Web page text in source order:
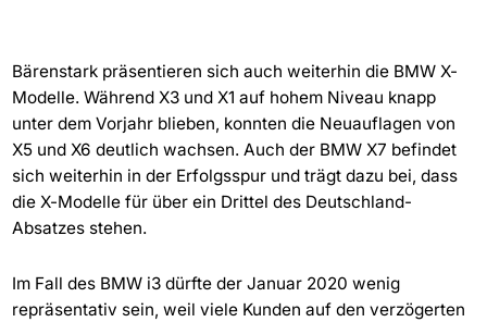
Bärenstark präsentieren sich auch weiterhin die BMW X-
Modelle. Während X3 und X1 auf hohem Niveau knapp
unter dem Vorjahr blieben, konnten die Neuauflagen von
X5 und X6 deutlich wachsen. Auch der BMW X7 befindet
sich weiterhin in der Erfolgsspur und trägt dazu bei, dass
die X-Modelle für über ein Drittel des Deutschland-
Absatzes stehen.
Im Fall des BMW i3 dürfte der Januar 2020 wenig
repräsentativ sein, weil viele Kunden auf den verzögerten